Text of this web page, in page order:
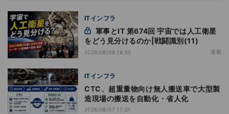
ITインフラ
をどう見分けるのか|戦闘識別(11)
2026/08/08 16:55 連載
ITインフラ
CTC、超重量物向け無人搬送車で大型製
造現場の搬送を自動化・省人化
2026/08/07 17:01